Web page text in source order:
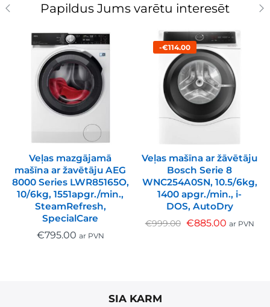
Papildus Jums varētu interesēt
Veļas mazgājamā
mašīna ar žavētāju AEG
8000 Series LWR85165O,
10/6kg, 1551apgr./min.,
SteamRefresh,
SpecialCare
€795.00 ar PVN
-€114.00
Veļas mašīna ar žāvētāju
Bosch Serie 8
WNC254A0SN, 10.5/6kg,
1400 apgr./min., i-
DOS, AutoDry
€999.00 €885.00 ar PVN
SIA KARM